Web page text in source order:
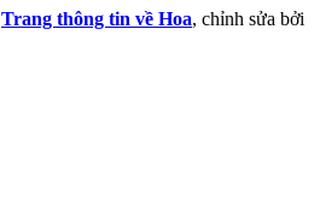
Trang thông tin về Hoa, chỉnh sửa bởi